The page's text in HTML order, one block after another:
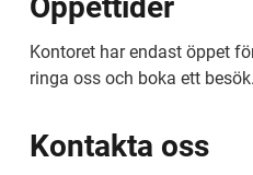
Kontoret har endast öppet
ringa oss och boka ett besök.
Kontakta oss